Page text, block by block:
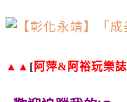
▲▲ [ 阿萍& 阿裕玩樂誌